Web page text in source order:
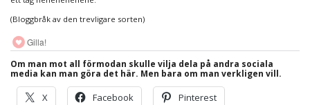
(Bloggbråk av den trevligare sorten)
Gilla!
Om man mot all förmodan skulle vilja dela på andra sociala
media kan man göra det här. Men bara om man verkligen vill.
X Facebook Pinterest